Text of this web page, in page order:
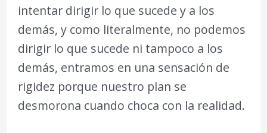
intentar dirigir lo que sucede y a los
demás, y como literalmente, no podemos
dirigir lo que sucede ni tampoco a los
demás, entramos en una sensación de
rigidez porque nuestro plan se
desmorona cuando choca con la realidad.